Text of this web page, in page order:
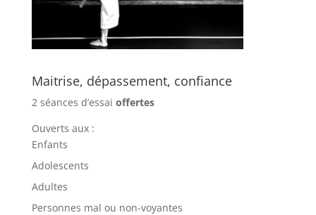
Maitrise, dépassement, confiance
2 séances d’essai offertes
Ouverts aux :
Enfants
Adolescents
Adultes
Personnes mal ou non-voyantes